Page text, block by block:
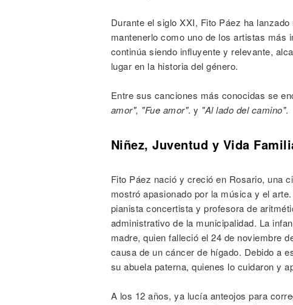
Durante el siglo XXI, Fito Páez ha
mantenerlo como uno de los artistas más
continúa siendo influyente y relevante,
lugar en la historia del género.
Entre sus canciones más conocidas se
amor", "Fue amor". y "Al lado del camino".
Niñez, Juventud y Vida
Fito Páez nació y creció en Rosario, una
mostró apasionado por la música y el
pianista concertista y profesora de
administrativo de la municipalidad. La
madre, quien falleció el 24 de noviembre
causa de un cáncer de hígado. Debido a
su abuela paterna, quienes lo cuidaron y
A los 12 años, ya lucía anteojos para